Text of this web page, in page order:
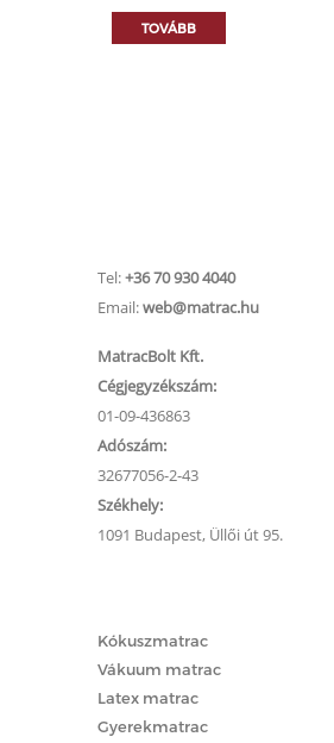
TOVÁBB
Tel:+36 70 930 4040
Email:web@matrac.hu
MatracBolt Kft.
Cégjegyzékszám:
01-09-436863
Adószám:
32677056-2-43
Székhely:
1091 Budapest, Üllői út 95.
Kókuszmatrac
Vákuum matrac
Latex matrac
Gyerekmatrac